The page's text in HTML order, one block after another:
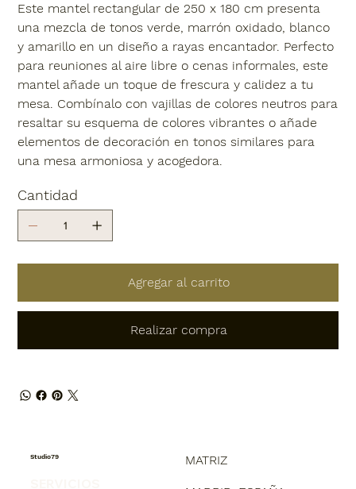
Este mantel rectangular de 250 x 180 cm presenta
una mezcla de tonos verde, marrón oxidado, blanco
y amarillo en un diseño a rayas encantador. Perfecto
para reuniones al aire libre o cenas informales, este
mantel añade un toque de frescura y calidez a tu
mesa. Combínalo con vajillas de colores neutros para
resaltar su esquema de colores vibrantes o añade
elementos de decoración en tonos similares para
una mesa armoniosa y acogedora.
Cantidad
Agregar al carrito
Realizar compra
Studio79 MATRIZ